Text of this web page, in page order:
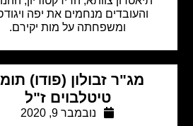
והעובדים מנחמים את יפה ויגודסקי
ומשפחתה על מות יקירם.
מג"ר זבולון (פודו) תומר
טיטלבוים ז"ל
נובמבר 9, 2020